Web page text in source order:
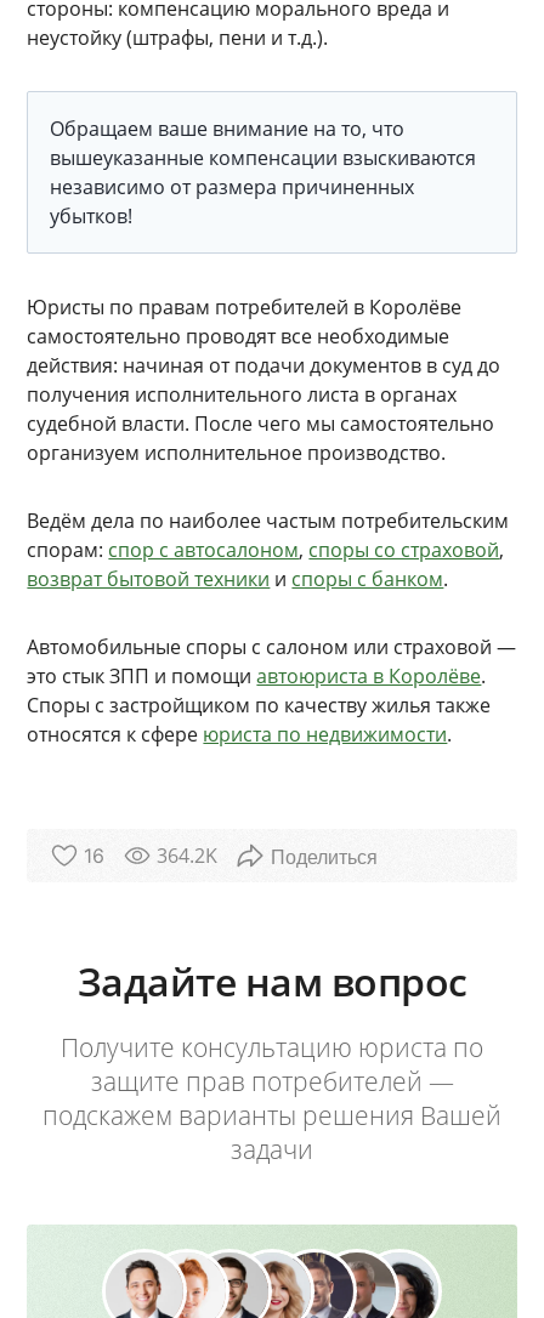
стороны: компенсацию морального вреда и
неустойку (штрафы, пени и т.д.).
Обращаем ваше внимание на то, что
вышеуказанные компенсации взыскиваются
независимо от размера причиненных
убытков!
Юристы по правам потребителей в Королёве
самостоятельно проводят все необходимые
действия: начиная от подачи документов в суд до
получения исполнительного листа в органах
судебной власти. После чего мы самостоятельно
организуем исполнительное производство.
Ведём дела по наиболее частым потребительским
спорам: спор с автосалоном, споры со страховой,
возврат бытовой техники и споры с банком.
Автомобильные споры с салоном или страховой —
это стык ЗПП и помощиавтоюриста в Королёве.
Споры с застройщиком по качеству жилья также
относятся к сфере юриста по недвижимости.
16 364.2K
Задайте нам вопрос
Получите консультацию юриста по
защите прав потребителей —
подскажем варианты решения Вашей
задачи